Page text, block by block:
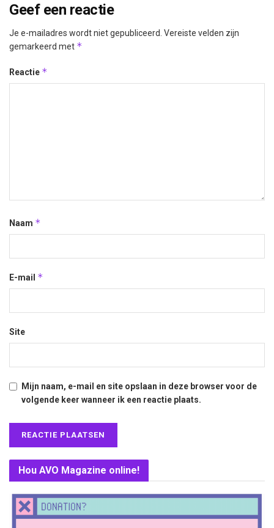
Geef een reactie
Je e-mailadres wordt niet gepubliceerd. Vereiste velden zijn
gemarkeerd met *
Reactie *
Naam *
E-mail *
Site
Mijn naam, e-mail en site opslaan in deze browser voor de
volgende keer wanneer ik een reactie plaats.
Hou AVO Magazine online!